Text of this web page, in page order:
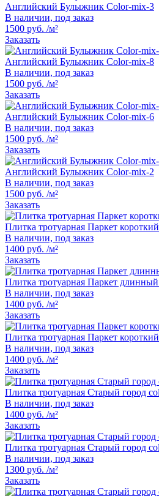
Английский Булыжник Color-mix-3
В наличии, под заказ
1500 руб. /м²
Заказать
Английский Булыжник Color-mix-8
В наличии, под заказ
1500 руб. /м²
Заказать
Английский Булыжник Color-mix-6
В наличии, под заказ
1500 руб. /м²
Заказать
Английский Булыжник Color-mix-2
В наличии, под заказ
1500 руб. /м²
Заказать
Плитка тротуарная Паркет
В наличии, под заказ
1400 руб. /м²
Заказать
Плитка тротуарная Паркет
В наличии, под заказ
1400 руб. /м²
Заказать
Плитка тротуарная Паркет
В наличии, под заказ
1400 руб. /м²
Заказать
Плитка тротуарная Старый город
В наличии, под заказ
1400 руб. /м²
Заказать
Плитка тротуарная Старый город
В наличии, под заказ
1300 руб. /м²
Заказать